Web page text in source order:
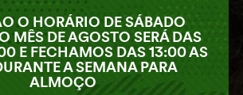
às 18:30
15:00
O HORÁRIO DE SÁBADO
MÊS DE AGOSTO SERÁ DAS
E FECHAMOS DAS 13:00 AS
A SEMANA PARA
ALMOÇO